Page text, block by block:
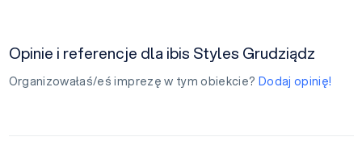
Opinie i referencje dla ibis Styles Grudziądz
Organizowałaś/eś imprezę w tym obiekcie? Dodaj opinię!